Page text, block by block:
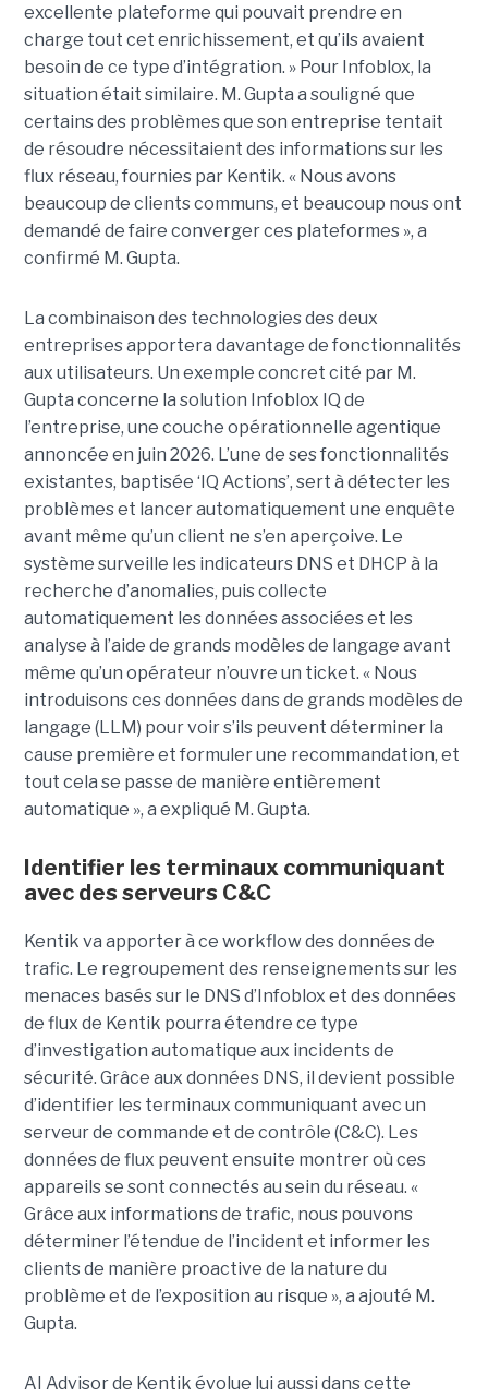
excellente plateforme qui pouvait prendre en
charge tout cet enrichissement, et qu’ils avaient
besoin de ce type d’intégration. » Pour Infoblox, la
situation était similaire. M. Gupta a souligné que
certains des problèmes que son entreprise tentait
de résoudre nécessitaient des informations sur les
flux réseau, fournies par Kentik. « Nous avons
beaucoup de clients communs, et beaucoup nous ont
demandé de faire converger ces plateformes », a
confirmé M. Gupta.
La combinaison des technologies des deux
entreprises apportera davantage de fonctionnalités
aux utilisateurs. Un exemple concret cité par M.
Gupta concerne la solution Infoblox IQ de
l’entreprise, une couche opérationnelle agentique
annoncée en juin 2026. L’une de ses fonctionnalités
existantes, baptisée ‘IQ Actions’, sert à détecter les
problèmes et lancer automatiquement une enquête
avant même qu’un client ne s’en aperçoive. Le
système surveille les indicateurs DNS et DHCP à la
recherche d’anomalies, puis collecte
automatiquement les données associées et les
analyse à l’aide de grands modèles de langage avant
même qu’un opérateur n’ouvre un ticket. « Nous
introduisons ces données dans de grands modèles de
langage (LLM) pour voir s’ils peuvent déterminer la
cause première et formuler une recommandation, et
tout cela se passe de manière entièrement
automatique », a expliqué M. Gupta.
Identifier les terminaux communiquant
avec des serveurs C&C
Kentik va apporter à ce workflow des données de
trafic. Le regroupement des renseignements sur les
menaces basés sur le DNS d’Infoblox et des données
de flux de Kentik pourra étendre ce type
d’investigation automatique aux incidents de
sécurité. Grâce aux données DNS, il devient possible
d’identifier les terminaux communiquant avec un
serveur de commande et de contrôle (C&C). Les
données de flux peuvent ensuite montrer où ces
appareils se sont connectés au sein du réseau. «
Grâce aux informations de trafic, nous pouvons
déterminer l’étendue de l’incident et informer les
clients de manière proactive de la nature du
problème et de l’exposition au risque », a ajouté M.
Gupta.
AI Advisor de Kentik évolue lui aussi dans cette